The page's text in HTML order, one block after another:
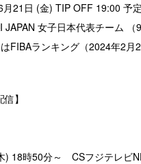
21日 (金) TIP OFF 19:00 予定
JAPAN 女子日本代表チーム
FIBAランキング（2024年2月
】
) 18時50分～ CSフジテレビ